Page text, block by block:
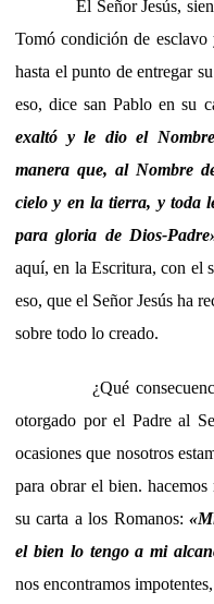
El Señor Jesús, siendo
Tomó condición de
hasta el punto de entregar
eso, dice san Pablo en su
exaltó y le dio el
manera que, al Nombre
cielo y en la tierra, y toda
para gloria de Dios-
aquí, en la Escritura, con el
eso, que el Señor Jesús ha
sobre todo lo creado.
¿Qué consecuencia
otorgado por el Padre al
ocasiones que nosotros
para obrar el bien. hacemos
su carta a los Romanos:
el bien lo tengo a mi
nos encontramos